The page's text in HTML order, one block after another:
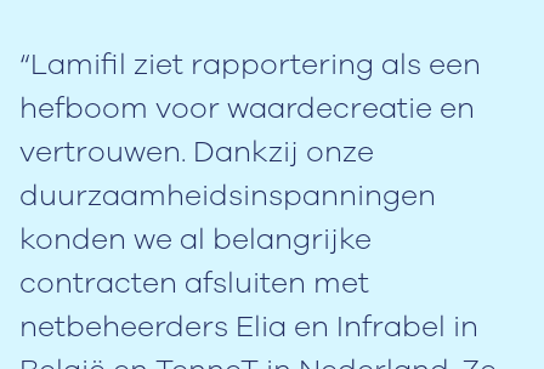
“Lamifil ziet rapportering als een
hefboom voor waardecreatie en
vertrouwen. Dankzij onze
duurzaamheidsinspanningen
konden we al belangrijke
contracten afsluiten met
netbeheerders Elia en Infrabel in